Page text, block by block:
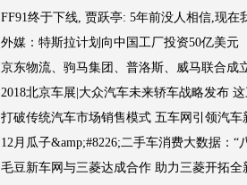
FF91终于下线, 贾跃亭: 5年前没人相信,现在
外媒：特斯拉计划向中国工厂投资50亿美元
京东物流、驹马集团、普洛斯、威马联合成
2018北京车展|大众汽车未来轿车战略发布 这
打破传统汽车市场销售模式 五车网引领汽车
12月瓜子&amp;#8226;二手车消费大数据：“
毛豆新车网与三菱达成合作 助力三菱开拓全